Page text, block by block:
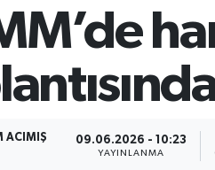
ACIMIŞ 09.06.2026 - 10:23
YAYINLANMA